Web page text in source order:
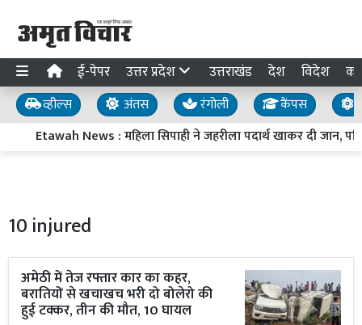
ई-पेपर उत्तर प्रदेश उत्तराखंड देश विदेश
व्हील्स अंतस रंगोली कैंपस
Etawah News : महिला सिपाही ने जहरीला पदार्थ खाकर दी जान,
10 injured
अमेठी में तेज रफ्तार कार का कहर,
बरातियों से खचाखच भरी दो बोलेरो की
हुई टक्कर, तीन की मौत, 10 घायल